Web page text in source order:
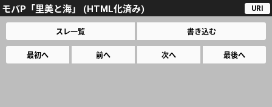
モバP「里美と海」 (HTML化済み) URI
スレ一覧 書き込む
最初へ 前へ 次へ 最後へ